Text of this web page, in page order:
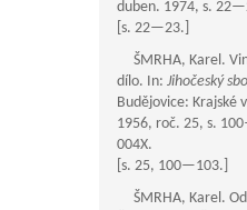
duben. 1974, s.
[s. 22—23.]
ŠMRHA, Karel.
dílo. In: Jihočeský
Budějovice: Krajské
1956, roč. 25, s.
004X.
[s. 25, 100—103.]
ŠMRHA, Karel.